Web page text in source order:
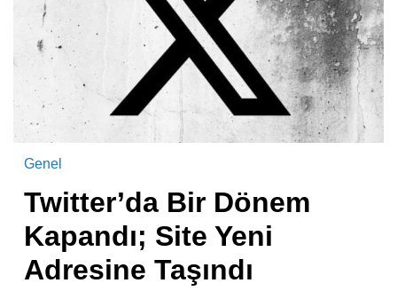
Genel
Twitter’da Bir Dönem
Kapandı; Site Yeni
Adresine Taşındı